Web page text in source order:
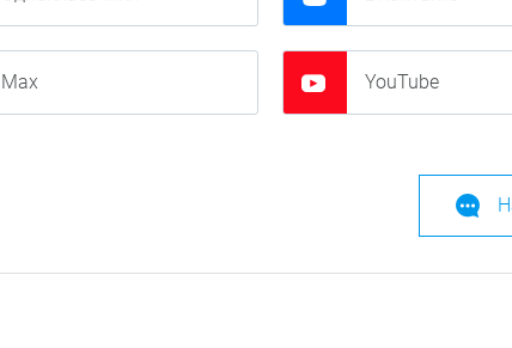
Max YouTube